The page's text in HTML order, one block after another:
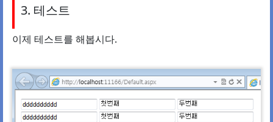
3. 테스트
이제 테스트를 해봅시다.